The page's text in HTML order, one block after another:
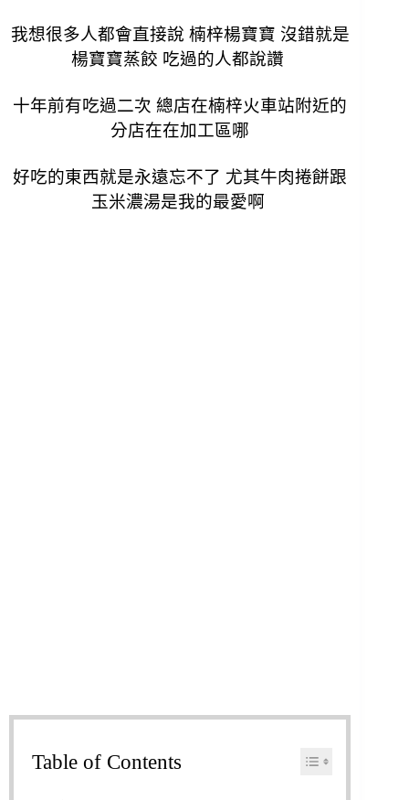
我想很多人都會直接說 楠梓楊寶寶 沒錯就是
楊寶寶蒸餃 吃過的人都說讚
十年前有吃過二次 總店在楠梓火車站附近的
分店在在加工區哪
好吃的東西就是永遠忘不了 尤其牛肉捲餅跟
玉米濃湯是我的最愛啊
Table of Contents